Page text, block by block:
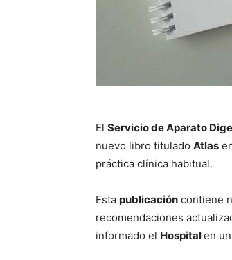
El Servicio de Aparato
nuevo libro titulado Atlas
práctica clínica habitual.
Esta publicación contiene
recomendaciones
informado el Hospitalen